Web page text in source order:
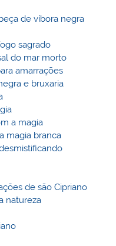
de víbora negra
sagrado
do mar morto
amarrações
e bruxaria
a magia
magia branca
de são Cipriano
natureza